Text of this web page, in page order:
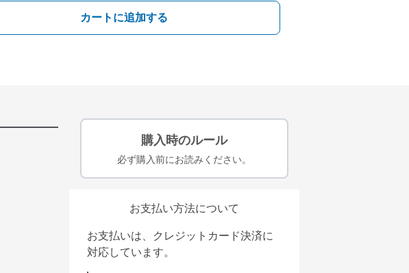
カートに追加する
購入時のルール
必ず購入前にお読みください。
お支払い方法について
お支払いは、クレジットカード決済に
対応しています。